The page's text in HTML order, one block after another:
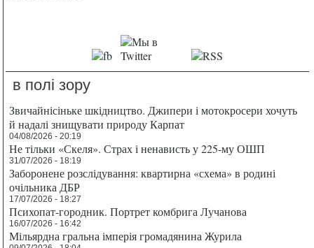
в полі зору
Звичайнісіньке шкідництво. Джипери і мотокросери хочуть
й надалі знищувати природу Карпат
04/08/2026 - 20:19
Не тільки «Скеля». Страх і ненависть у 225-му ОШП
31/07/2026 - 18:19
Заборонене розслідування: квартирна «схема» в родині
очільника ДБР
17/07/2026 - 18:27
Психопат-городник. Портрет комбрига Лучанова
16/07/2026 - 16:42
Мільярдна гральна імперія громадянина Журила